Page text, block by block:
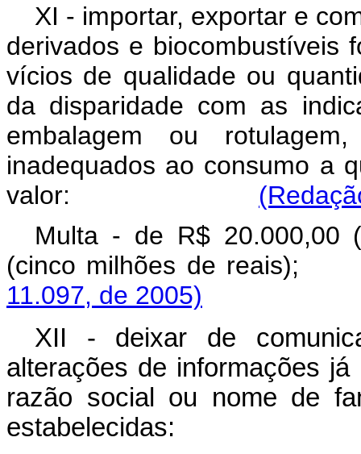
XI - importar, exportar e
derivados e biocombustíveis
vícios de qualidade ou
da disparidade com as
embalagem ou
inadequados ao consumo a
valor:
Multa - de R$ 20.000,00
(cinco milhões de
11.097, de 2005)
XII - deixar de
alterações de informações
razão social ou nome de
estabelecidas: